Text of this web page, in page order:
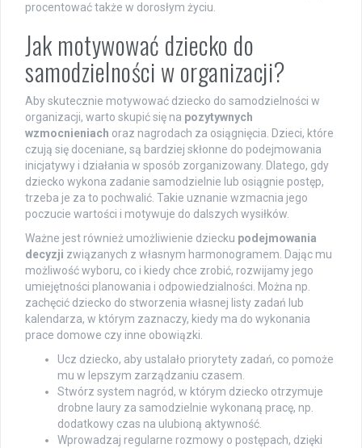
procentować także w dorosłym życiu.
Jak motywować dziecko do
samodzielności w organizacji?
Aby skutecznie motywować dziecko do samodzielności w
organizacji, warto skupić się na pozytywnych
wzmocnieniach oraz nagrodach za osiągnięcia. Dzieci, które
czują się doceniane, są bardziej skłonne do podejmowania
inicjatywy i działania w sposób zorganizowany. Dlatego, gdy
dziecko wykona zadanie samodzielnie lub osiągnie postęp,
trzeba je za to pochwalić. Takie uznanie wzmacnia jego
poczucie wartości i motywuje do dalszych wysiłków.
Ważne jest również umożliwienie dziecku podejmowania
decyzji związanych z własnym harmonogramem. Dając mu
możliwość wyboru, co i kiedy chce zrobić, rozwijamy jego
umiejętności planowania i odpowiedzialności. Można np.
zachęcić dziecko do stworzenia własnej listy zadań lub
kalendarza, w którym zaznaczy, kiedy ma do wykonania
prace domowe czy inne obowiązki.
Ucz dziecko, aby ustalało priorytety zadań, co pomoże
mu w lepszym zarządzaniu czasem.
Stwórz system nagród, w którym dziecko otrzymuje
drobne laury za samodzielnie wykonaną pracę, np.
dodatkowy czas na ulubioną aktywność.
Wprowadzaj regularne rozmowy o postępach, dzięki